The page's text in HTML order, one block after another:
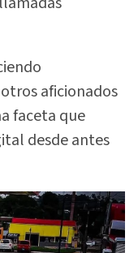
aficionados
faceta que
desde antes